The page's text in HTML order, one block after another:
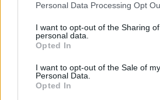
Personal Data Processing Opt
I want to opt-out of the Sharing
personal data.
Opted In
I want to opt-out of the Sale of my
Personal Data.
Opted In
por el oleaje característico de la
Acceso:
Lo más sencillo es llegar a esta
El acceso por tierra, no es sencillo. Y
únicamente recomendamos la